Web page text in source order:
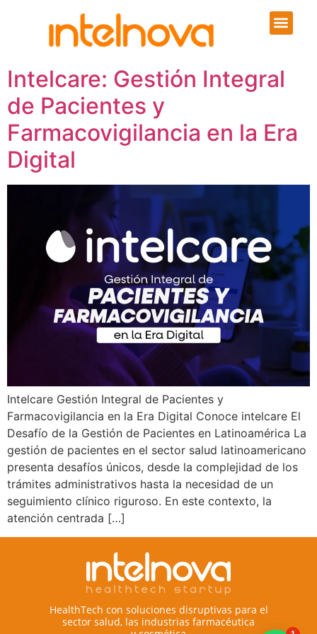
Intelcare: Gestión Integral
de Pacientes y
Farmacovigilancia en la Era
Digital
Intelcare Gestión Integral de Pacientes y
Farmacovigilancia en la Era Digital Conoce intelcare El
Desafío de la Gestión de Pacientes en Latinoamérica La
gestión de pacientes en el sector salud latinoamericano
presenta desafíos únicos, desde la complejidad de los
trámites administrativos hasta la necesidad de un
seguimiento clínico riguroso. En este contexto, la
atención centrada […]
HealthTech con soluciones disruptivas para el
sector salud, las industrias farmacéutica